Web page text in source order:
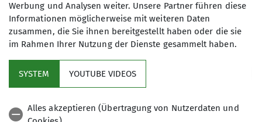
Werbung und Analysen weiter. Unsere Partner führen diese
Informationen möglicherweise mit weiteren Daten
zusammen, die Sie ihnen bereitgestellt haben oder die sie
im Rahmen Ihrer Nutzung der Dienste gesammelt haben.
SYSTEM YOUTUBE VIDEOS
Alles akzeptieren (Übertragung von Nutzerdaten und